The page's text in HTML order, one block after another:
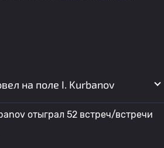
на поле I. Kurbanov
отыграл 52 встреч/встречи